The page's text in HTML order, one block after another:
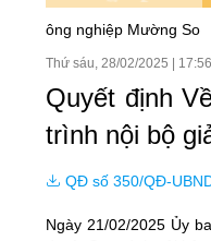
Lãnh đạo Ban
Phòng
Lịch sử hình
Mường So Hội
Thứ sáu, 28/02/2025 17:56
Quyết định
trình nội bộ
QĐ số 350/QĐ-
Ngày 21/02/2025 Ủy